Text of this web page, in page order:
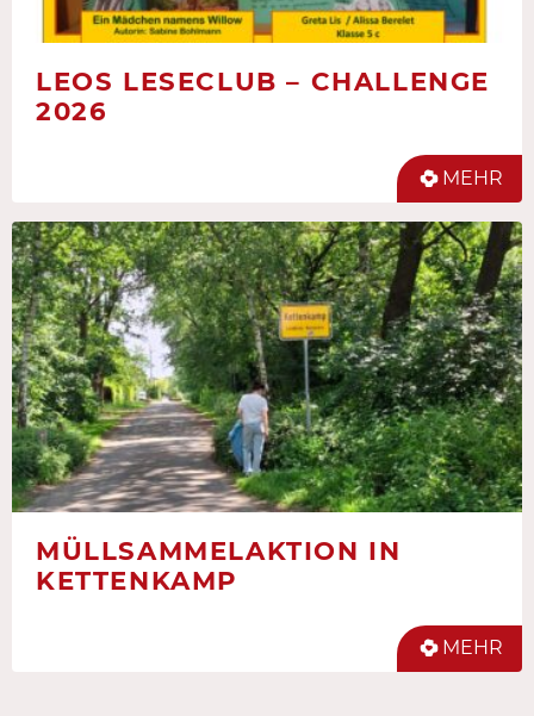
LEOS LESECLUB – CHALLENGE
2026
MEHR
MÜLLSAMMELAKTION IN
KETTENKAMP
MEHR